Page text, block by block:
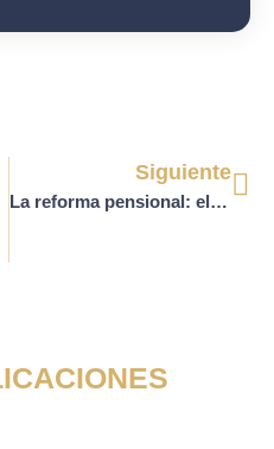
Siguiente
La reforma pensional: el nuevo Sistema de Pensiones que empieza a regir a partir del 1 de julio del año 2025 en Colombia